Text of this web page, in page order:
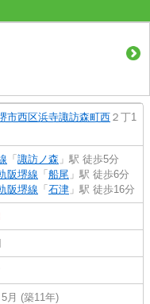
市西区浜寺諏訪森町西 ２丁1
「 諏訪ノ森 」駅 徒歩5分
阪堺線 「 船尾 」駅 徒歩6分
阪堺線 「 石津 」駅 徒歩16分
月 (築11年)